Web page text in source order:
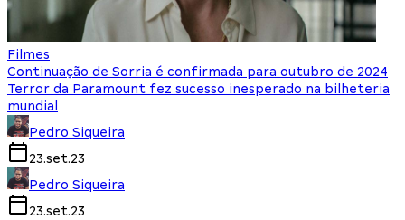
Filmes
Continuação de Sorria é confirmada para outubro de 2024
Terror da Paramount fez sucesso inesperado na bilheteria
mundial
Pedro Siqueira
23.set.23
Pedro Siqueira
23.set.23